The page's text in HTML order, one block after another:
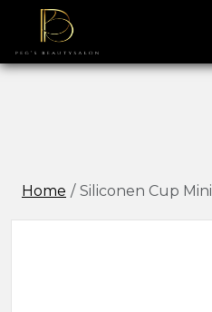
Home Siliconen Cup Mini